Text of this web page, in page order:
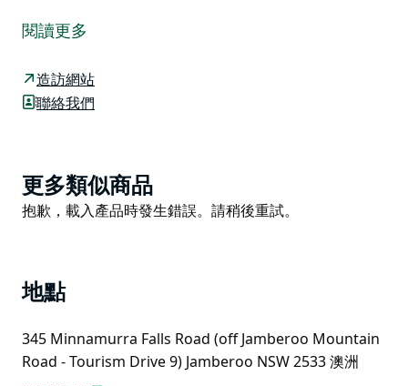
伯魯山谷山麓。從詹伯魯出發，沿著詹伯魯路向西行駛，
然後左轉進入詹伯魯山路。第一個路口右轉進入米納穆拉
瀑布路，沿著這條路行駛約3公里即可抵達米納穆拉雨林
中心。
之後，您可以漫步於高架步道網絡，探索曾經遍布伊拉瓦
拉地區的稀有雨林遺跡。
米納穆拉雨林中心設有無障礙通道，可供輪椅和嬰兒車通
行，並提供協助。由於這裡是國家公園，寵物和家畜禁止
入內，禁止吸菸。
請造訪網站查看所有公園門票費用。
閱讀更多
造訪網站
聯絡我們
Product
List
更多類似商品
Product
抱歉，載入產品時發生錯誤。請稍後重試。
地點
345 Minnamurra Falls Road (off Jamberoo Mountain
Road - Tourism Drive 9) Jamberoo NSW 2533 澳洲